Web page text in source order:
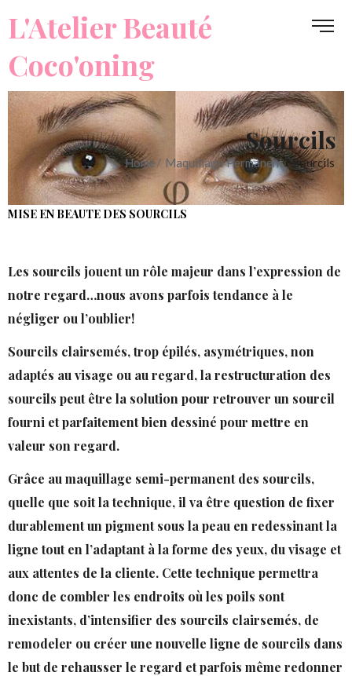
L'Atelier Beauté
Coco'oning
L'Atelier Beauté
Coco'oning
Sourcils
Home Maquillage Permanent Sourcils
MISE EN BEAUTE DES SOURCILS
Les sourcils jouent un rôle majeur dans l’expression de
notre regard…nous avons parfois tendance à le
négliger ou l’oublier!
Sourcils clairsemés, trop épilés, asymétriques, non
adaptés au visage ou au regard, la restructuration des
sourcils peut être la solution pour retrouver un sourcil
fourni et parfaitement bien dessiné pour mettre en
valeur son regard.
Grâce au maquillage semi-permanent des sourcils,
quelle que soit la technique, il va être question de fixer
durablement un pigment sous la peau en redessinant la
ligne tout en l’adaptant à la forme des yeux, du visage et
aux attentes de la cliente. Cette technique permettra
donc de combler les endroits où les poils sont
inexistants, d’intensifier des sourcils clairsemés, de
remodeler ou créer une nouvelle ligne de sourcils dans
le but de rehausser le regard et parfois même redonner